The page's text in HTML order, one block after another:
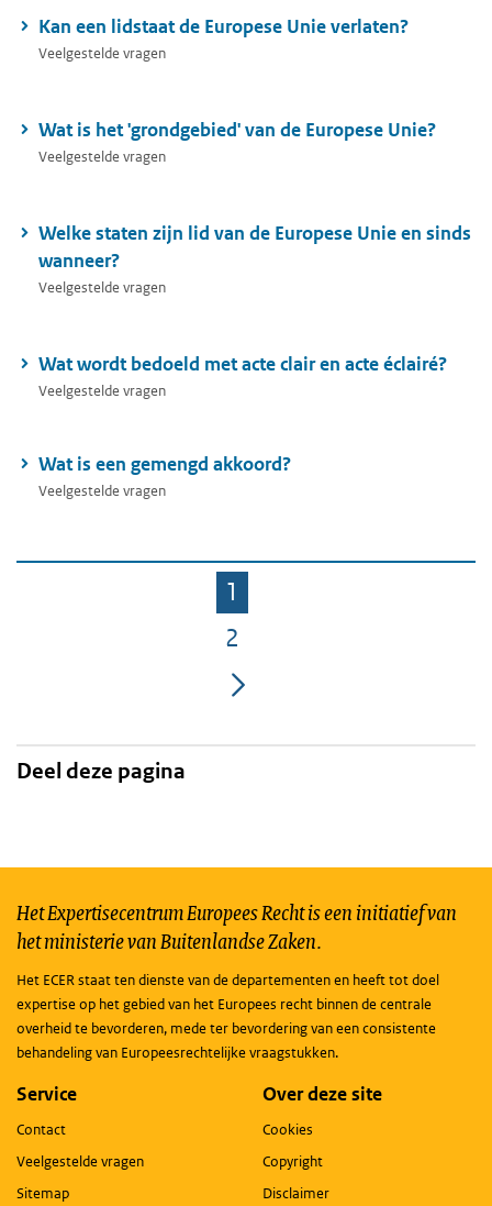
Kan een lidstaat de Europese Unie verlaten?
Veelgestelde vragen
Wat is het 'grondgebied' van de Europese Unie?
Veelgestelde vragen
Welke staten zijn lid van de Europese Unie en sinds
wanneer?
Veelgestelde vragen
Wat wordt bedoeld met acte clair en acte éclairé?
Veelgestelde vragen
Wat is een gemengd akkoord?
Veelgestelde vragen
Pagina
1
Pagina
2
Deel deze pagina
Het Expertisecentrum Europees Recht is een initiatief van
het ministerie van Buitenlandse Zaken.
Het ECER staat ten dienste van de departementen en heeft tot doel
expertise op het gebied van het Europees recht binnen de centrale
overheid te bevorderen, mede ter bevordering van een consistente
behandeling van Europeesrechtelijke vraagstukken.
Service
Contact
Veelgestelde vragen
Sitemap
Over deze site
Cookies
Copyright
Disclaimer